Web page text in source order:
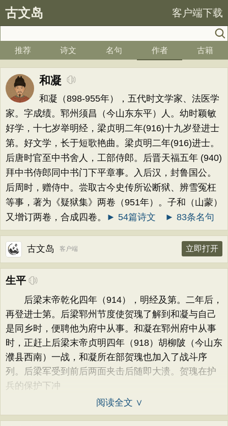
古文岛 客户端下载
推荐 诗文 名句 作者 古籍
和凝
和凝（898-955年），五代时文学家、法医学
家。字成绩。郓州须昌（今山东东平）人。幼时颖敏
好学，十七岁举明经，梁贞明二年(916)十九岁登进士
第。好文学，长于短歌艳曲。梁贞明二年(916)进士。
后唐时官至中书舍人，工部侍郎。后晋天福五年 (940)
拜中书侍郎同中书门下平章事。入后汉，封鲁国公。
后周时，赠侍中。尝取古今史传所讼断狱、辨雪冤枉
等事，著为《疑狱集》两卷（951年）。子和（山蒙）
又增订两卷，合成四卷。
► 54篇诗文 ► 83条名句
古文岛 客户端 立即打开
生平
后梁末帝乾化四年（914），明经及第。二年后，
再登进士第。后梁郓州节度使贺瑰了解到和凝与自己
是同乡时，便聘他为府中从事。和凝在郓州府中从事
时，正赶上后梁末帝贞明四年（918）胡柳陂（今山东
濮县西南）一战，和凝所在部贺瑰也加入了战斗序
列。后梁军受到前后两面夹击后随即大溃。贺瑰在护
兵的保护下冲
阅读全文 ∨